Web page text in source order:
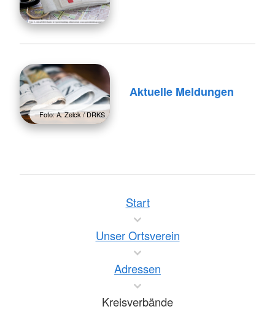
Foto: A. Zelck / DRKS
Aktuelle Meldungen
Start
Unser Ortsverein
Adressen
Kreisverbände